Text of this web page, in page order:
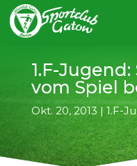
1.F-
vom Spiel
Okt. 20, 2013| 1.F-